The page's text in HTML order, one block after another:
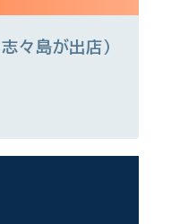
々島が出店）